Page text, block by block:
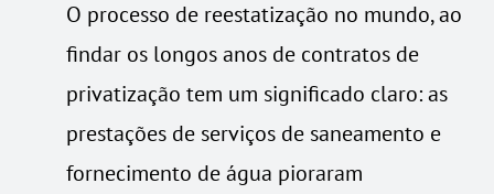
O processo de reestatização no mundo, ao
findar os longos anos de contratos de
privatização tem um significado claro: as
prestações de serviços de saneamento e
fornecimento de água pioraram